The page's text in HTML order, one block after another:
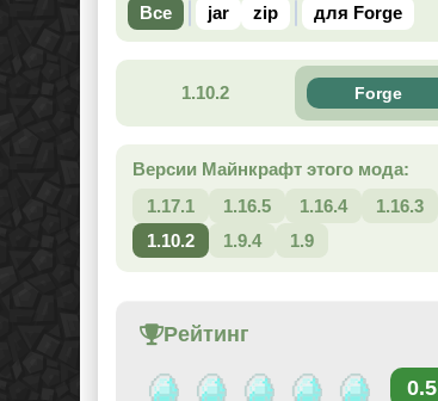
Все jar zip для Forge
1.10.2 Forge
Версии Майнкрафт этого мода:
1.17.1
1.16.5 1.16.4 1.16.3
1.10.2
1.9.4 1.9
Рейтинг
0.5